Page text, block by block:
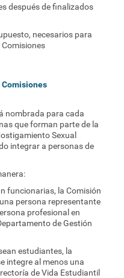
después de finalizados
necesarios para
nombrada para cada
que forman parte de la
Sexual
integrar a personas de
funcionarias, la Comisión
persona representante
profesional en
de Gestión
estudiantes, la
integre al menos una
de Vida Estudiantil